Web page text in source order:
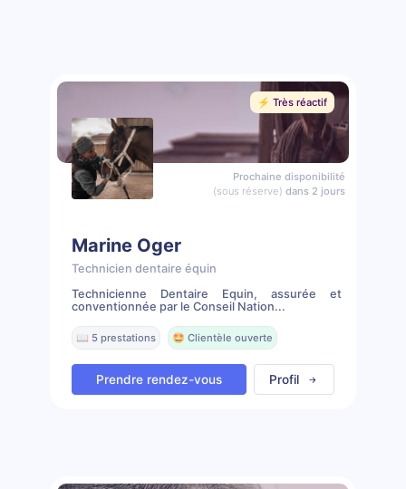
⚡️ Très réactif
Prochaine disponibilité
(sous réserve) dans 2 jours
Marine Oger
Technicien dentaire équin
Technicienne Dentaire Equin, assurée et
conventionnée par le Conseil Nation...
📖 5 prestations 🤩 Clientèle ouverte
Prendre rendez-vous Profil